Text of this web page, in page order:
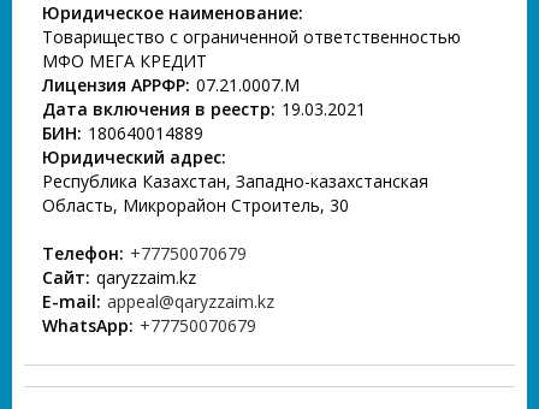
Юридическое наименование:
Товарищество с ограниченной ответственностью
МФО МЕГА КРЕДИТ
Лицензия АРРФР: 07.21.0007.М
Дата включения в реестр: 19.03.2021
БИН: 180640014889
Юридический адрес:
Республика Казахстан, Западно-казахстанская
Область, Микрорайон Строитель, 30
Телефон: +77750070679
Сайт: qaryzzaim.kz
E-mail: appeal@qaryzzaim.kz
WhatsApp: +77750070679